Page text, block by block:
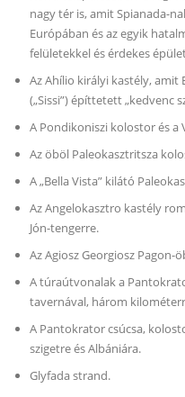
nagy tér is, amit Spianada-
Európában és az egyik
felületekkel és érdekes
Az Ahílio királyi kastély, amit
(„Sissi”) építtetett „kedvenc
A Pondikoniszi kolostor és a
Az öböl Paleokasztritsza
A „Bella Vista” kilátó
Az Angelokasztro kastély
Jón-tengerre.
Az Agiosz Georgiosz Pagon-
A túraútvonalak a
tavernával, három
A Pantokrator csúcsa,
szigetre és Albániára.
Glyfada strand.